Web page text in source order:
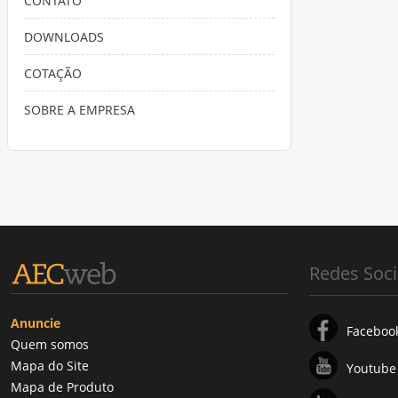
DOWNLOADS
COTAÇÃO
SOBRE A EMPRESA
Anuncie
Quem somos
Mapa do Site
Mapa de Produto
Redes
Youtube